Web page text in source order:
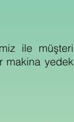
ile müşteri
makina yedek